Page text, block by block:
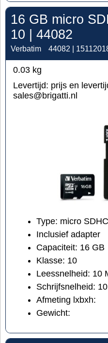
16 GB micro
10 | 44082
Verbatim 44082 |
0.03 kg
Levertijd: prijs en
sales@brigatti.nl
Type: micro
Inclusief adapter
Capaciteit: 16 GB
Klasse: 10
Leessnelheid: 10
Schrijfsnelheid:
Afmeting lxbxh:
Gewicht: